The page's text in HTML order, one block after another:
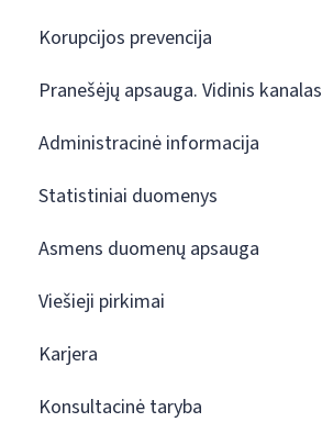
Korupcijos prevencija
Pranešėjų apsauga. Vidinis kanalas
Administracinė informacija
Statistiniai duomenys
Asmens duomenų apsauga
Viešieji pirkimai
Karjera
Konsultacinė taryba